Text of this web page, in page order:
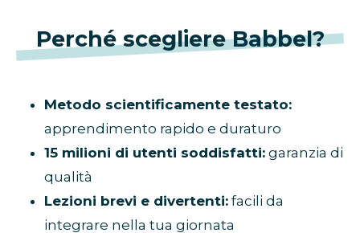
Perché scegliere Babbel?
Metodo scientificamente testato:
apprendimento rapido e duraturo
15 milioni di utenti soddisfatti: garanzia di
qualità
Lezioni brevi e divertenti: facili da
integrare nella tua giornata